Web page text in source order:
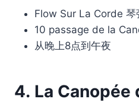
Flow Sur La Corde 琴
10 passage de la
从晚上8点到午夜
4. La Canopée